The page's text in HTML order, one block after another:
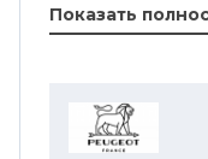
сигналу, а
включению и
100 циклов
быстрая
Показать